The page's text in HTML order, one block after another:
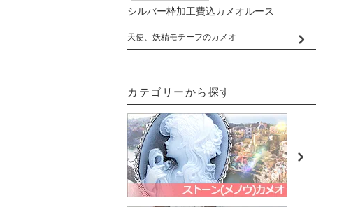
シルバー枠加工費込カメオルース
天使、妖精モチーフのカメオ
カテゴリーから探す